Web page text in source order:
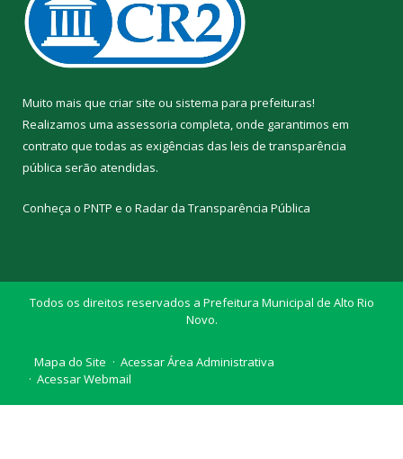
Muito mais que criar site ou sistema para prefeituras!
Realizamos uma assessoria completa, onde garantimos em
contrato que todas as exigências das leis de transparência
pública serão atendidas.
Conheça o PNTP e o Radar da Transparência Pública
Todos os direitos reservados a Prefeitura Municipal de Alto Rio
Novo.
Mapa do Site
Acessar Área Administrativa
Acessar Webmail